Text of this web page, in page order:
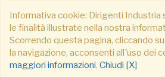
Informativa cookie: Dirigenti Industria
le finalità illustrate nella nostra
Scorrendo questa pagina, cliccando
la navigazione, acconsenti all´uso dei
maggiori informazioni. Chiudi [X]